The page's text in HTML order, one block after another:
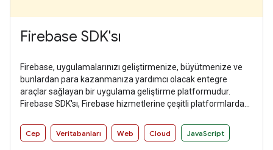
Firebase SDK'sı
Firebase, uygulamalarınızı geliştirmenize, büyütmenize ve
bunlardan para kazanmanıza yardımcı olacak entegre
araçlar sağlayan bir uygulama geliştirme platformudur.
Firebase SDK'sı, Firebase hizmetlerine çeşitli platformlarda
Cep Veritabanları Web Cloud JavaScript